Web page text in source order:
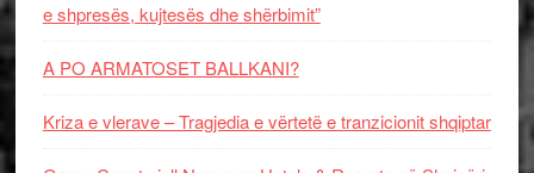
e shpresës, kujtesës dhe shërbimit”
A PO ARMATOSET BALLKANI?
Kriza e vlerave – Tragjedia e vërtetë e tranzicionit shqiptar